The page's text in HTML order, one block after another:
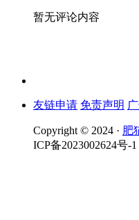
暂无评论内容
友链申请 免责声明
Copyright © 2024 · 肥
ICP备2023002624号-1